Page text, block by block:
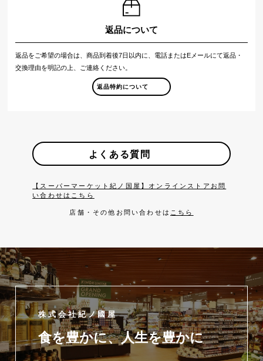
返品について
返品をご希望の場合は、商品到着後7日以内に、電話またはEメールにて返品・
交換理由を明記の上、ご連絡ください。
返品特約について
よくある質問
【スーパーマーケット紀ノ国屋】オンラインストアお問
い合わせはこちら
店舗・その他お問い合わせは こちら
株式会社紀ノ國屋
食を豊かに、人生を豊かに